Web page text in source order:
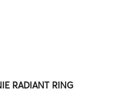
RADIANT RING